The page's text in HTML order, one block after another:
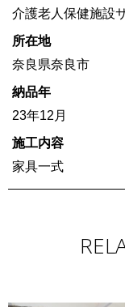
介護老人保健施設
所在地
奈良県奈良市
納品年
23年12月
施工内容
家具一式